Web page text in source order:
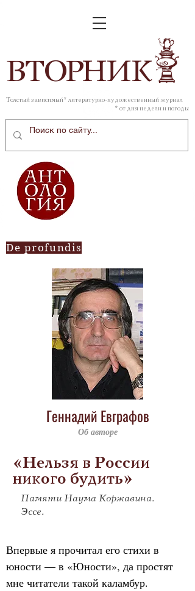
ВТОРНИК
Толстый зависимый* литературно-художественный журнал
* от дня недели и погоды
De profundis
Геннадий Евграфов
Об авторе
«Нельзя в России
никого будить»
Памяти Наума Коржавина.
Эссе.
Впервые я прочитал его стихи в
юности — в «Юности», да простят
мне читатели такой каламбур.